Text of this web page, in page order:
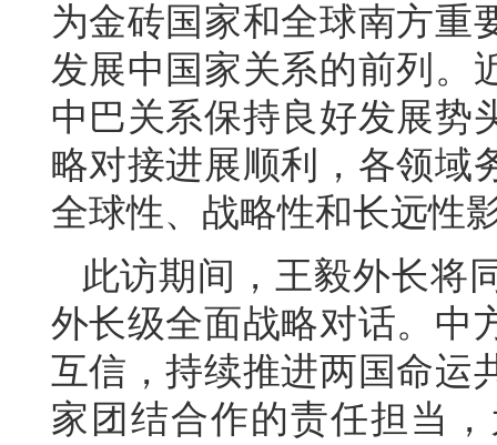
为金砖国家和全球南方重
发展中国家关系的前列。
中巴关系保持良好发展势
略对接进展顺利，各领域
全球性、战略性和长远性
此访期间，王毅外长将
外长级全面战略对话。中
互信，持续推进两国命运
家团结合作的责任担当